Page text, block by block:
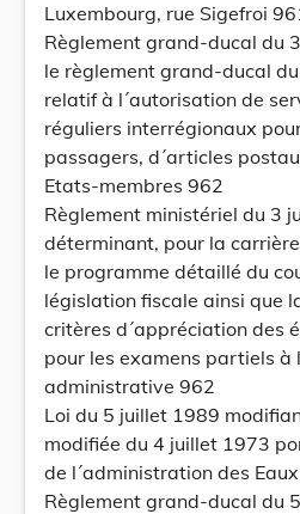
Luxembourg, rue Sigefroi
Règlement grand-ducal du
le règlement grand-ducal
relatif à l´autorisation de
réguliers interrégionaux
passagers, d´articles
Etats-membres 962
Règlement ministériel du 3
déterminant, pour la
le programme détaillé du
législation fiscale ainsi que
critères d´appréciation des
pour les examens partiels à
administrative 962
Loi du 5 juillet 1989
modifiée du 4 juillet 1973
de l´administration des
Règlement grand-ducal du